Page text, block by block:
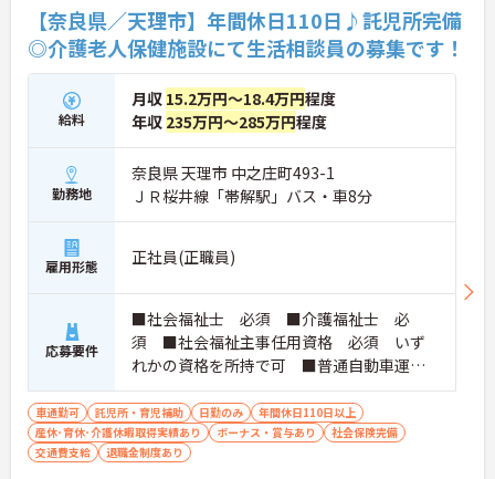
【奈良県／天理市】年間休日110日♪託児所完備
◎介護老人保健施設にて生活相談員の募集です！
給料
月収 15.2万円～18.4万円程度
年収 235万円～285万円程度
勤務地
奈良県 天理市 中之庄町493-1
ＪＲ桜井線「帯解駅」バス・車8分
雇用形態 正社員(正職員)
応募要件
■社会福祉士 必須 ■介護福祉士 必
須 ■社会福祉主事任用資格 必須 いず
れかの資格を所持で可 ■普通自動車運転
免許 必須（AT限定可） ■必要なPCスキ
ルエクセル、ワ－ドなど基本操作ができる
方
車通勤可 託児所・育児補助 日勤のみ
年間休日110日以上
産休･育休･介護休暇取得実績あり
ボーナス・賞与あり
社会保険完備
交通費支給
退職金制度あり